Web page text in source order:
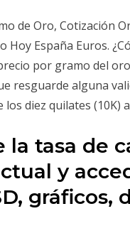
de Oro, Cotización
Hoy España Euros.
por gramo del
resguarde alguna
diez quilates (10K)
la tasa de
y
gráficos,